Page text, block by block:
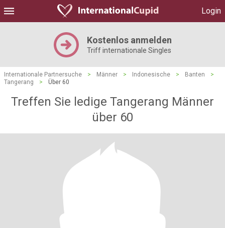
Login
Kostenlos anmelden
Triff internationale Singles
Internationale Partnersuche > Männer > Indonesische > Banten
>
Tangerang
> Über 60
Treffen Sie ledige Tangerang Männer
über 60